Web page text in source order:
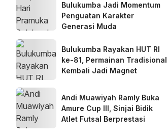
Bulukumba Jadi Momentum
Penguatan Karakter
Generasi Muda
Bulukumba Rayakan HUT RI
ke-81, Permainan Tradisional
Kembali Jadi Magnet
Andi Muawiyah Ramly Buka
Amure Cup III, Sinjai Bidik
Atlet Futsal Berprestasi